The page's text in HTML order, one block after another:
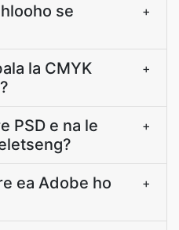
se
+
la CMYK
+
PSD e na le
+
ea Adobe ho
+